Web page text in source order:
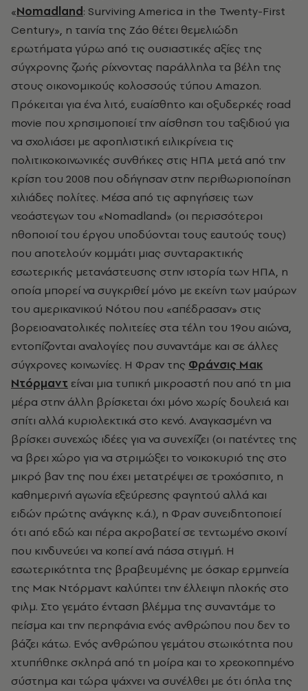
«Nomadland: Surviving America in the Twenty-First
Century», η ταινία της Ζάο θέτει θεμελιώδη
ερωτήματα γύρω από τις ουσιαστικές αξίες της
σύγχρονης ζωής ρίχνοντας παράλληλα τα βέλη της
στους οικονομικούς κολοσσούς τύπου Amazon.
Πρόκειται για ένα λιτό, ευαίσθητο και οξυδερκές road
movie που χρησιμοποιεί την αίσθηση του ταξιδιού για
να σχολιάσει με αφοπλιστική ειλικρίνεια τις
πολιτικοκοινωνικές συνθήκες στις ΗΠΑ μετά από την
κρίση του 2008 που οδήγησαν στην περιθωριοποίηση
χιλιάδες πολίτες. Μέσα από τις αφηγήσεις των
νεοάστεγων του «Nomadland» (οι περισσότεροι
ηθοποιοί του έργου υποδύονται τους εαυτούς τους)
που αποτελούν κομμάτι μιας συνταρακτικής
εσωτερικής μετανάστευσης στην ιστορία των ΗΠΑ, η
οποία μπορεί να συγκριθεί μόνο με εκείνη των μαύρων
του αμερικανικού Νότου που «απέδρασαν» στις
βορειοανατολικές πολιτείες στα τέλη του 19ου αιώνα,
εντοπίζονται αναλογίες που συναντάμε και σε άλλες
σύγχρονες κοινωνίες. Η Φραν της Φράνσις Μακ
Ντόρμαντ είναι μια τυπική μικροαστή που από τη μια
μέρα στην άλλη βρίσκεται όχι μόνο χωρίς δουλειά και
σπίτι αλλά κυριολεκτικά στο κενό. Αναγκασμένη να
βρίσκει συνεχώς ιδέες για να συνεχίζει (οι πατέντες της
να βρει χώρο για να στριμώξει το νοικοκυριό της στο
μικρό βαν της που έχει μετατρέψει σε τροχόσπιτο, η
καθημερινή αγωνία εξεύρεσης φαγητού αλλά και
ειδών πρώτης ανάγκης κ.ά.), η Φραν συνειδητοποιεί
ότι από εδώ και πέρα ακροβατεί σε τεντωμένο σκοινί
που κινδυνεύει να κοπεί ανά πάσα στιγμή. Η
εσωτερικότητα της βραβευμένης με όσκαρ ερμηνεία
της Μακ Ντόρμαντ καλύπτει την έλλειψη πλοκής στο
φιλμ. Στο γεμάτο ένταση βλέμμα της συναντάμε το
πείσμα και την περηφάνια ενός ανθρώπου που δεν το
βάζει κάτω. Ενός ανθρώπου γεμάτου στωικότητα που
χτυπήθηκε σκληρά από τη μοίρα και το χρεοκοπημένο
σύστημα και τώρα ψάχνει να συνέλθει με ότι όπλα της